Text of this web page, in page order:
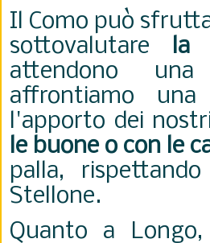
Il Como può
sottovalutare la
attendono
affrontiamo
l'apporto dei
le buone o con le
palla,
Stellone.
Quanto a